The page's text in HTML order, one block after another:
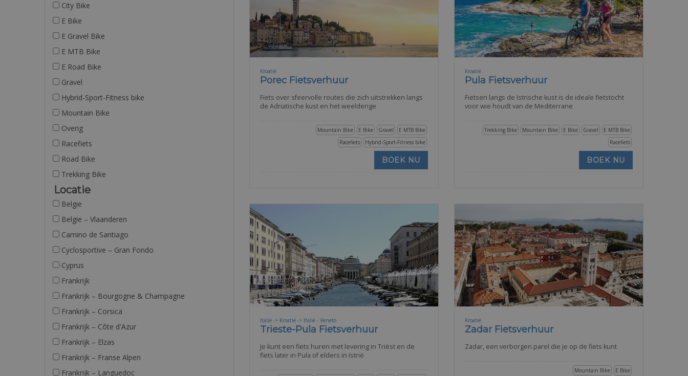
City Bike
E Bike
E Gravel Bike
E MTB Bike
E Road Bike
Gravel
Hybrid-Sport-Fitness bike
Mountain Bike
Overig
Racefiets
Road Bike
Trekking Bike
Locatie
Belgie
Belgie – Vlaanderen
Camino de Santiago
Cyclosportive – Gran Fondo
Cyprus
Frankrijk
Frankrijk – Bourgogne & Champagne
Frankrijk – Corsica
Frankrijk – Côte d'Azur
Frankrijk – Elzas
Frankrijk – Franse Alpen
Frankrijk – Languedoc
Kroatië
Porec Fietsverhuur
Fiets over sfeervolle routes die zich uitstrekken langs
de Adriatische kust en het weelderige
E MTB Bike
Gravel
E Bike
Mountain Bike
Hybrid-Sport-Fitness bike
Racefiets
BOEK NU
Kroatië
Pula Fietsverhuur
Fietsen langs de Istrische kust is de ideale fietstocht
voor wie houdt van de Mediterrane
E MTB Bike
Gravel
E Bike
Mountain Bike
Trekking Bike
Racefiets
BOEK NU
Italië -> Kroatië -> Italië - Veneto
Trieste-Pula Fietsverhuur
Je kunt een fiets huren met levering in Triëst en de
fiets later in Pula of elders in Istrië
Kroatië
Zadar Fietsverhuur
Zadar, een verborgen parel die je op de fiets kunt
E Bike
Mountain Bike